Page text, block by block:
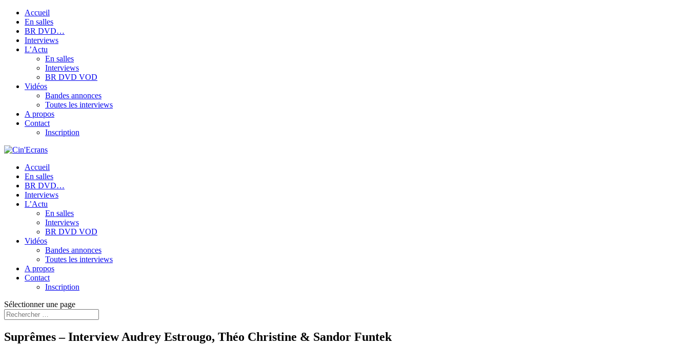
Accueil
En salles
BR DVD…
Interviews
L’Actu
En salles
Interviews
BR DVD VOD
Vidéos
Bandes annonces
Toutes les interviews
A propos
Contact
Inscription
Accueil
En salles
BR DVD…
Interviews
L’Actu
En salles
Interviews
BR DVD VOD
Vidéos
Bandes annonces
Toutes les interviews
A propos
Contact
Inscription
Sélectionner une page
Suprêmes – Interview Audrey Estrougo, Théo Christine & Sandor Funtek